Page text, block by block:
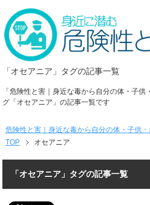
「オセアニア」タグの記事一覧
「危険性と害｜身近な毒から自分の体・子
グ「オセアニア」の記事一覧です
危険性と害｜身近な毒から自分の体・子供・
TOP
オセアニア
「オセアニア」タグの記事一覧